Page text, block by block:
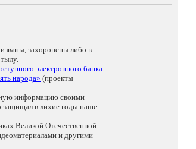
захоронены либо в
электронного банка
народа» (проекты
информацию своими
защищал в лихие годы наше
Великой Отечественной
и другими